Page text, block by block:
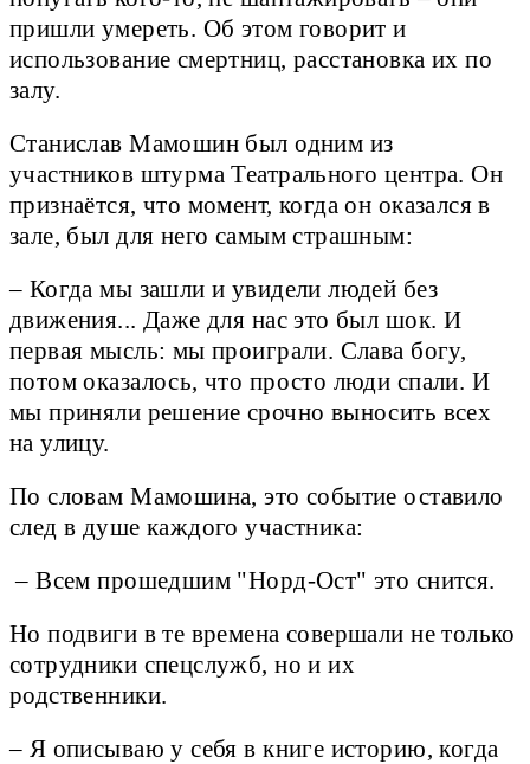
пришли умереть. Об этом говорит и
использование смертниц, расстановка их по
залу.
Станислав Мамошин был одним из
участников штурма Театрального центра. Он
признаётся, что момент, когда он оказался в
зале, был для него самым страшным:
– Когда мы зашли и увидели людей без
движения... Даже для нас это был шок. И
первая мысль: мы проиграли. Слава богу,
потом оказалось, что просто люди спали. И
мы приняли решение срочно выносить всех
на улицу.
По словам Мамошина, это событие оставило
след в душе каждого участника:
– Всем прошедшим "Норд-Ост" это снится.
Но подвиги в те времена совершали не только
сотрудники спецслужб, но и их
родственники.
– Я описываю у себя в книге историю, когда